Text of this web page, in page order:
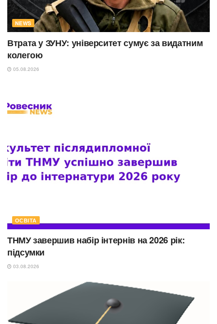
NEWS
Втрата у ЗУНУ: університет сумує за видатним
колегою
05.08.2026
ОСВІТА
ТНМУ завершив набір інтернів на 2026 рік:
підсумки
03.08.2026